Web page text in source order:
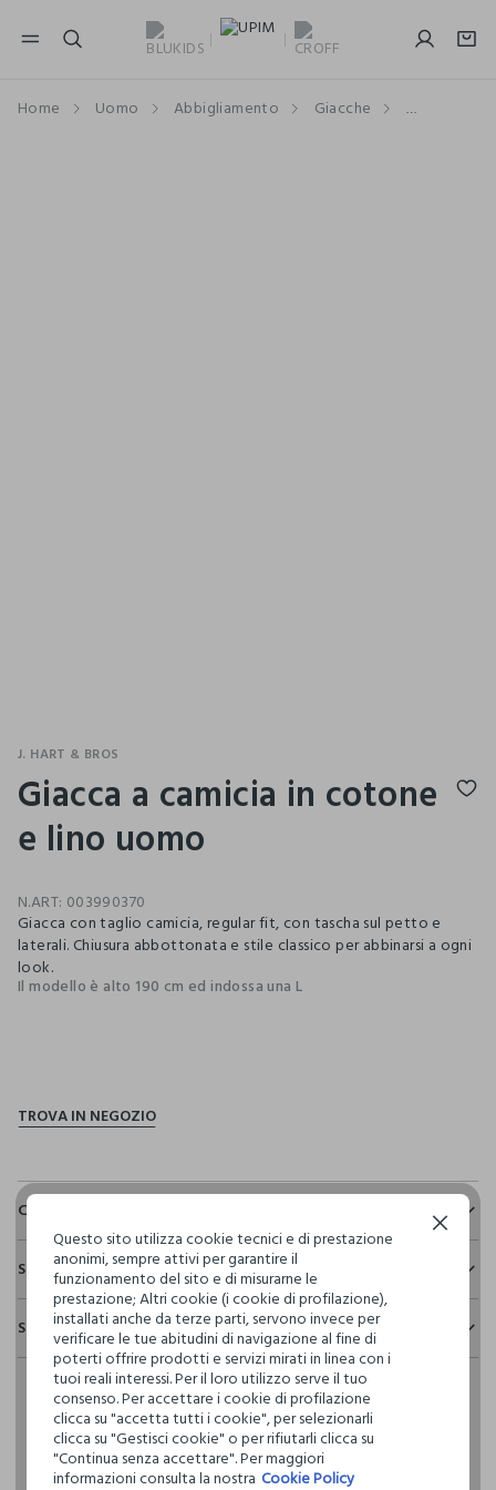
NAVIGATION.ARIA.GOTOMAINCONTENT
Home Uomo Abbigliamento Giacche Giacche
J. HART & BROS
Giacca a camicia in cotone
e lino uomo
N.ART: 003990370
Giacca con taglio camicia, regular fit, con tascha sul petto e
laterali. Chiusura abbottonata e stile classico per abbinarsi a ogni
look.
Il modello è alto 190 cm ed indossa una L
Composizione e cura
Composizione:
55% LINO,45% COTONE
NON CANDEGGIARE
TEMPERATURA MASSIMA 30°C - PROCEDURA DELICATA
LAVAGGIO A SECCO PROFESSIONALE CON
TETRACLOROETILENE E TUTTI I SOLVENTI INDICATI CON IL
Sostenibilità e trasparenza
Sicurezza
Il 100% dei nostri articoli viene sottoposto a test chimico-
fisici, per verificarne il rispetto dei limiti che abbiamo
definito per l’uso di sostanze chimiche, talvolta anche più
restrittivi rispetto a quelli previsti dalla normativa
internazionale.
Clicca qui per vedere i dettagli
Spedizione e resi
Hai fino a 30 giorni dalla consegna del tuo ordine online per
cambiare idea e restituire i prodotti che hai acquistato.
Questo sito utilizza cookie tecnici e di prestazione
anonimi, sempre attivi per garantire il
funzionamento del sito e di misurarne le
prestazione; Altri cookie (i cookie di profilazione),
installati anche da terze parti, servono invece per
verificare le tue abitudini di navigazione al fine di
poterti offrire prodotti e servizi mirati in linea con i
tuoi reali interessi. Per il loro utilizzo serve il tuo
consenso. Per accettare i cookie di profilazione
clicca su "accetta tutti i cookie", per selezionarli
clicca su "Gestisci cookie" o per rifiutarli clicca su
"Continua senza accettare". Per maggiori
informazioni consulta la nostra Cookie Policy
Continua senza accettare